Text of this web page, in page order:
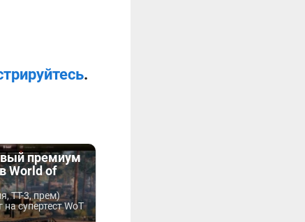
.
премиум
World of
ТТ-3, прем)
супертест WoT